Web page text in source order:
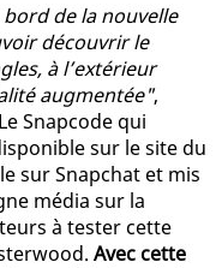
de la nouvelle
découvrir le
à l’extérieur
augmentée",
Snapcode qui
sur le site du
sur Snapchat et mis
média sur la
à tester cette
Avec cette